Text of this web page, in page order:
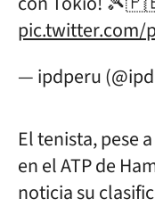
pic.twitter.com/
— ipdperu
El tenista, pese
en el ATP de
noticia su